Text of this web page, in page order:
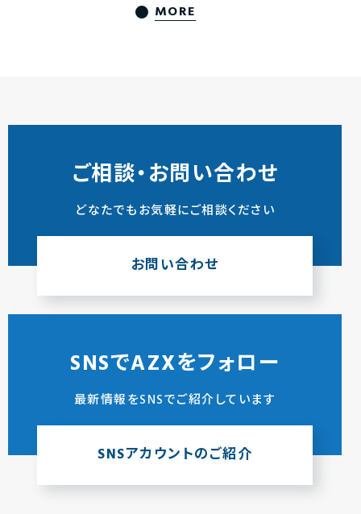
MORE
ご相談・お問い合わせ
どなたでもお気軽にご相談ください
お問い合わせ
SNSでAZXをフォロー
最新情報をSNSでご紹介しています
SNSアカウントのご紹介